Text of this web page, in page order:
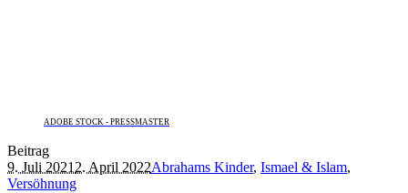
ADOBE STOCK - PRESSMASTER
Beitrag
9. Juli 2021 2. April 2022Abrahams Kinder, Ismael & Islam,
Versöhnung